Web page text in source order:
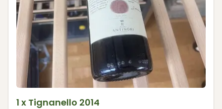
1 x Tignanello 2014